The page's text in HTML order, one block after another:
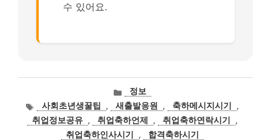
수 있어요.
카
테
고
리
정보
태
그
사회초년생꿀팁 , 새출발응원 , 축하메시지시기
,
취업정보공유 , 취업축하언제 , 취업축하연락시기
,
취업축하인사시기
,
합격축하시기